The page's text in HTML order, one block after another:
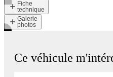
Fiche
technique
Galerie
photos
Ce véhicule